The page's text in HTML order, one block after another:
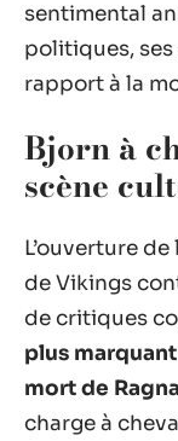
sentimental
politiques,
rapport à la
Bjorn à
scène
L’ouverture
de Vikings
de critiques
plus
mort de
charge à